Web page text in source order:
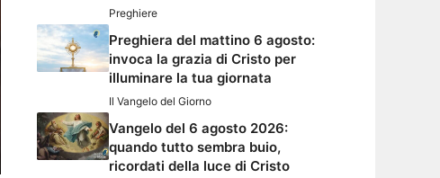
Preghiere
Preghiera del mattino 6 agosto:
invoca la grazia di Cristo per
illuminare la tua giornata
Il Vangelo del Giorno
Vangelo del 6 agosto 2026:
quando tutto sembra buio,
ricordati della luce di Cristo